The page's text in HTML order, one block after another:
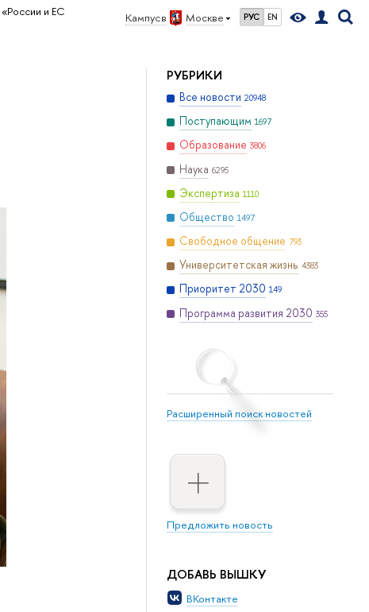
Кампус в Москве РУС EN
«России и ЕС
РУБРИКИ
Все новости 20948
Поступающим 1697
Образование 3806
Наука 6295
Экспертиза 1110
Общество 1497
Свободное общение 793
Университетская жизнь 4383
Приоритет 2030 149
Программа развития 2030 355
Расширенный поиск новостей
Предложить новость
ДОБАВЬ ВЫШКУ
ВКонтакте